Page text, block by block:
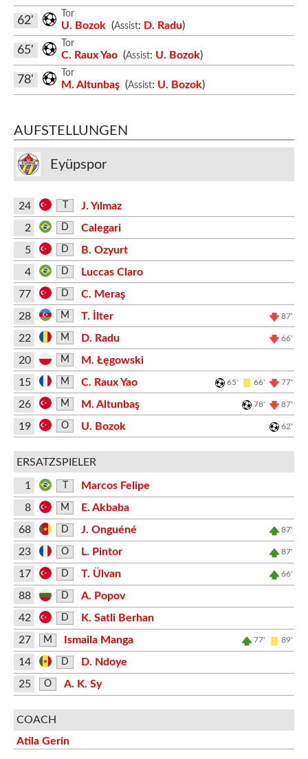
Tor
U. Bozok (Assist: D. Radu)
62'
Tor
C. Raux Yao (Assist: U. Bozok)
65'
Tor
M. Altunbaş (Assist: U. Bozok)
78'
AUFSTELLUNGEN
Eyüpspor
24
J. Yılmaz
2
D
Calegari
5
D
B. Ozyurt
4
D
Luccas Claro
77
D
C. Meraş
28
M T. İlter 87'
22 M D. Radu 66'
20 M
M. Łęgowski
15
M C. Raux Yao 65' 66' 77'
26 M M. Altunbaş 78' 87'
19 O U. Bozok 62'
ERSATZSPIELER
1
Marcos Felipe
8
M
E. Akbaba
68
D J. Onguéné 87'
23 O L. Pintor 87'
17 D T. Ülvan 66'
88 D
A. Popov
42
D
K. Satli Berhan
27
M Ismaila Manga 77' 89'
14 D
D. Ndoye
25
O A. K. Sy
COACH
Atila Gerin